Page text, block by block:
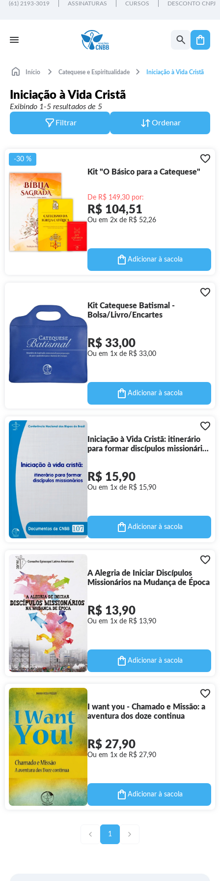
(61) 2193-3019 ASSINATURAS CURSOS DESCONTO CNPJ
Início Catequese e Espiritualidade Iniciação à Vida Cristã
Iniciação à Vida Cristã
Exibindo 1-5 resultados de 5
Filtrar Ordenar
-30 %
Kit "O Básico para a Catequese"
De R$ 149,30 por:
R$ 104,51
Ou em 2x de R$ 52,26
Adicionar à sacola
Kit Catequese Batismal -
Bolsa/Livro/Encartes
R$ 33,00
Ou em 1x de R$ 33,00
Adicionar à sacola
Iniciação à Vida Cristã: itinerário
para formar discípulos missionários
R$ 15,90
Ou em 1x de R$ 15,90
Adicionar à sacola
A Alegria de Iniciar Discípulos
Missionários na Mudança de Época
R$ 13,90
Ou em 1x de R$ 13,90
Adicionar à sacola
I want you - Chamado e Missão: a
aventura dos doze continua
R$ 27,90
Ou em 1x de R$ 27,90
Adicionar à sacola
1